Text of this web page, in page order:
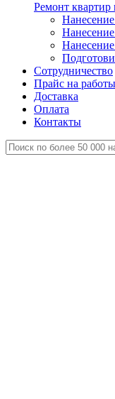
Ремонт
Сотрудничество
Прайс на работы
Доставка
Оплата
Контакты